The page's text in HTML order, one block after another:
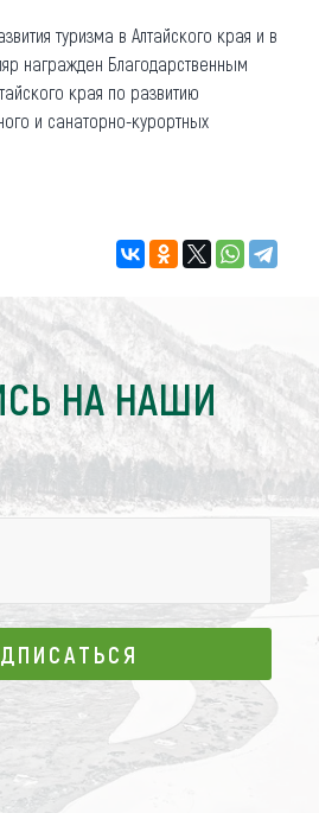
туризма в Алтайского края и в
награжден Благодарственным
края по развитию
и санаторно-курортных
НА НАШИ